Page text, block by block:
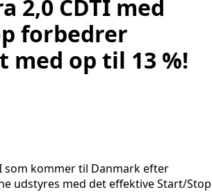
2,0 CDTI med
forbedrer
op til 13 %!
som kommer til Danmark efter
udstyres med det effektive Start/Stop